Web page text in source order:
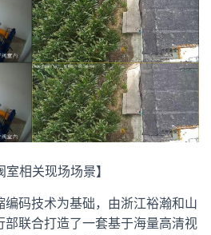
室相关现场场景】
码技术为基础，由浙江裕瀚和山
部联合打造了一套基于海量高清视